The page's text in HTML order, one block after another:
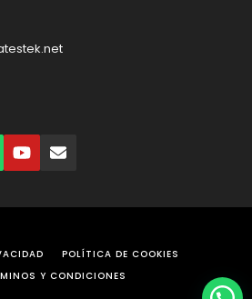
POLÍTICA DE COOKIES
Y CONDICIONES